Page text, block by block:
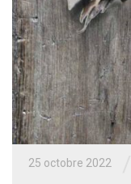
25 octobre 2022